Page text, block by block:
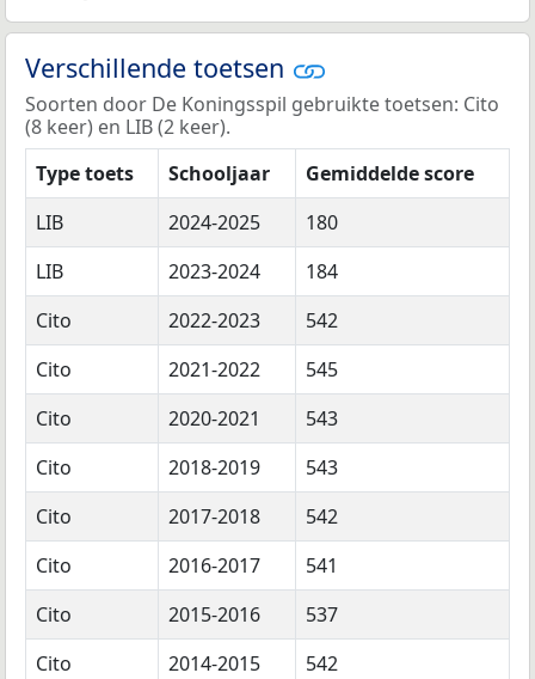
Verschillende toetsen
Soorten door De Koningsspil gebruikte toetsen: Cito
(8 keer) en LIB (2 keer).
Type toets
Schooljaar
Gemiddelde score
LIB
2024-2025
180
LIB
2023-2024
184
Cito
2022-2023
542
Cito
2021-2022
545
Cito
2020-2021
543
Cito
2018-2019
543
Cito
2017-2018
542
Cito
2016-2017
541
Cito
2015-2016
537
Cito
2014-2015 542